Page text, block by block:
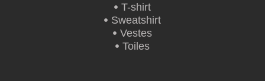
T-shirt
Sweatshirt
Vestes
Toiles